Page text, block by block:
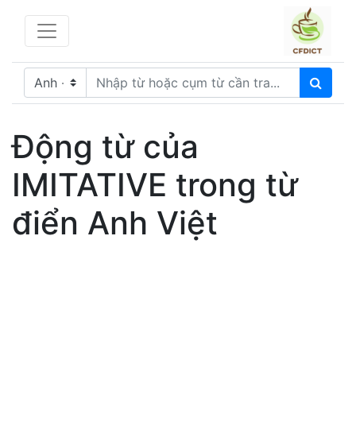
Động từ của
IMITATIVE trong từ
điển Anh Việt